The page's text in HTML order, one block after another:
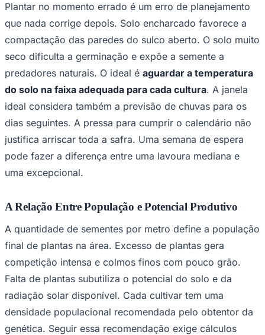
Flamengo
Plantar no momento errado é um erro de planejamento
que nada corrige depois. Solo encharcado favorece a
compactação das paredes do sulco aberto. O solo muito
seco dificulta a germinação e expõe a semente a
predadores naturais. O ideal é aguardar a temperatura
do solo na faixa adequada para cada cultura. A janela
ideal considera também a previsão de chuvas para os
dias seguintes. A pressa para cumprir o calendário não
justifica arriscar toda a safra. Uma semana de espera
pode fazer a diferença entre uma lavoura mediana e
uma excepcional.
A Relação Entre População e Potencial Produtivo
A quantidade de sementes por metro define a população
final de plantas na área. Excesso de plantas gera
competição intensa e colmos finos com pouco grão.
Falta de plantas subutiliza o potencial do solo e da
radiação solar disponível. Cada cultivar tem uma
densidade populacional recomendada pelo obtentor da
genética. Seguir essa recomendação exige cálculos